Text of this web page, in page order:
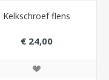
Kelkschroef flens
€ 24,00